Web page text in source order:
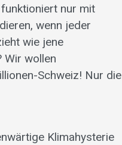
nur mit
wenn jeder
wie jene
Wir wollen
Schweiz! Nur die
Klimahysterie